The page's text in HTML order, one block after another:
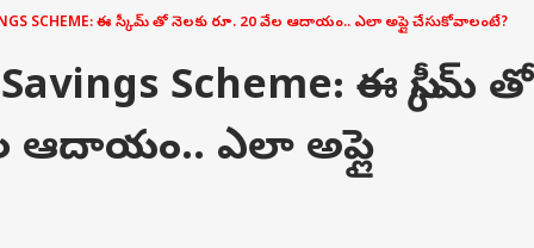
ఓటీటీ-వెబ్‌సిరీస్‌
టీవీ
గాసిప్స్
క్రికెట్
ఐపీఎల్
ట్రెండింగ్
యువ
SCHEME: ఈ స్కీమ్ తో నెలకు రూ. 20 వేల ఆదాయం.. ఎలా అప్లై చేసుకోవాలంటే?
Scheme: ఈ స్కీమ్ తో
ఆదాయం.. ఎలా అప్లై